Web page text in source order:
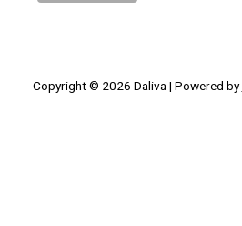
Copyright © 2026 Daliva | Powered by